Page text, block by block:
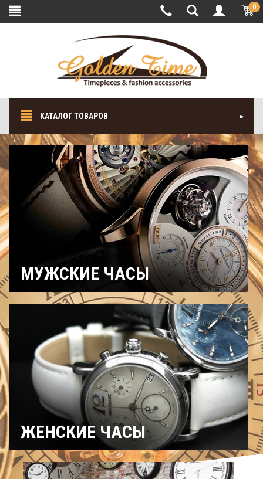
0
КАТАЛОГ ТОВАРОВ
МУЖСКИЕ ЧАСЫ
Рыбацкие
Охотничьи
Механические
Кварцевые
Хронографы
Электронные
Спортивные
Карманные
Дайверские Скелетоны
ЖЕНСКИЕ ЧАСЫ
Спортивные Керамические
Механические
На ремешке
С
Титановые